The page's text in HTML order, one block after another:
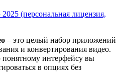
(персональная лицензия,
– это целый набор приложений
и конвертирования видео.
понятному интерфейсу вы
в опциях без